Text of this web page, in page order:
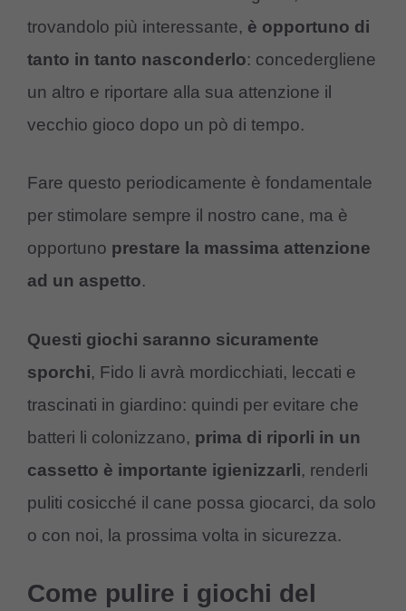
trovandolo più interessante, è opportuno di
tanto in tanto nasconderlo: concedergliene
un altro e riportare alla sua attenzione il
vecchio gioco dopo un pò di tempo.
Fare questo periodicamente è fondamentale
per stimolare sempre il nostro cane, ma è
opportuno prestare la massima attenzione
ad un aspetto.
Questi giochi saranno sicuramente
sporchi, Fido li avrà mordicchiati, leccati e
trascinati in giardino: quindi per evitare che
batteri li colonizzano, prima di riporli in un
cassetto è importante igienizzarli, renderli
puliti cosicché il cane possa giocarci, da solo
o con noi, la prossima volta in sicurezza.
Come pulire i giochi del